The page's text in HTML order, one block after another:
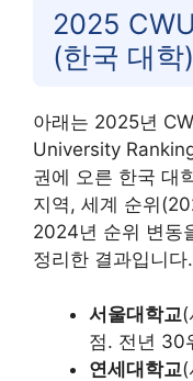
2025
(한국 대학
아래는 2025년
University
권에 오른 한국 대
지역, 세계 순위
2024년 순위 변동
정리한 결과입니다.
서울대학교(
점. 전년 30
연세대학교(